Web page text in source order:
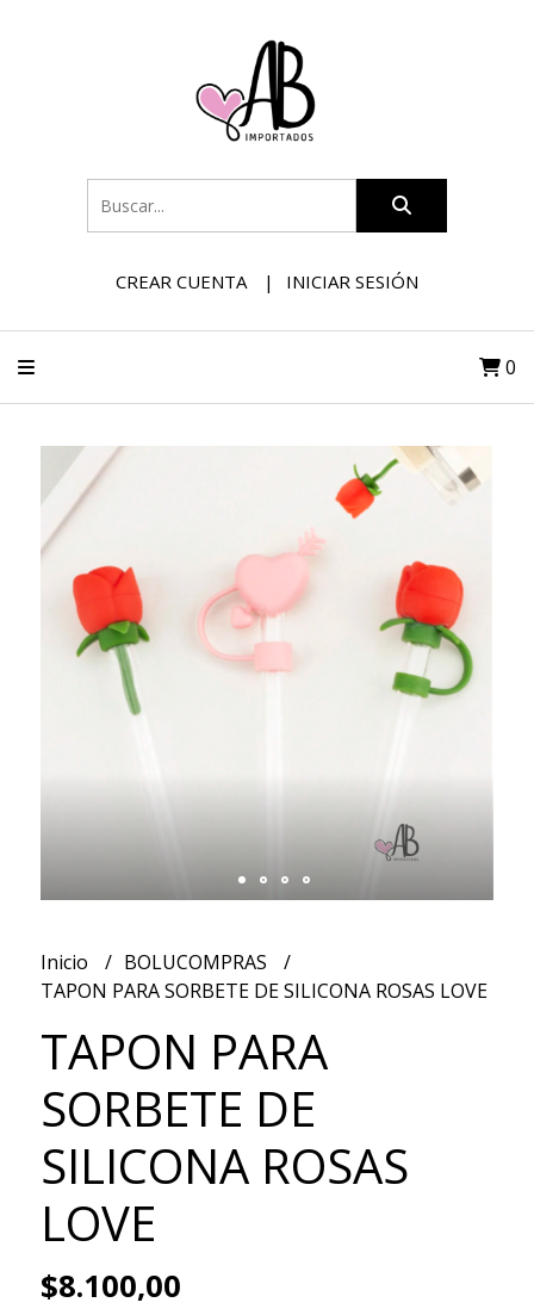
CREAR CUENTA INICIAR SESIÓN
0
Inicio
BOLUCOMPRAS
TAPON PARA SORBETE DE SILICONA ROSAS LOVE
TAPON PARA
SORBETE DE
SILICONA ROSAS
LOVE
$8.100,00